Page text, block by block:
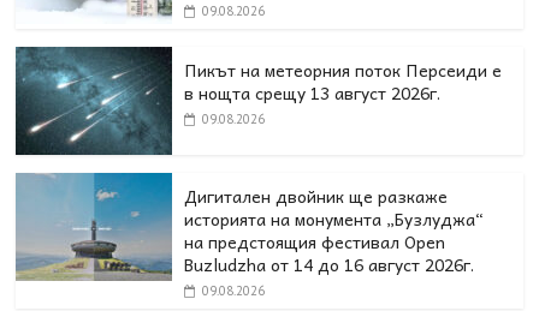
09.08.2026
Пикът на метеорния поток Персеиди е
в нощта срещу 13 август 2026г.
09.08.2026
Дигитален двойник ще разкаже
историята на монумента „Бузлуджа“
на предстоящия фестивал Open
Buzludzha от 14 до 16 август 2026г.
09.08.2026